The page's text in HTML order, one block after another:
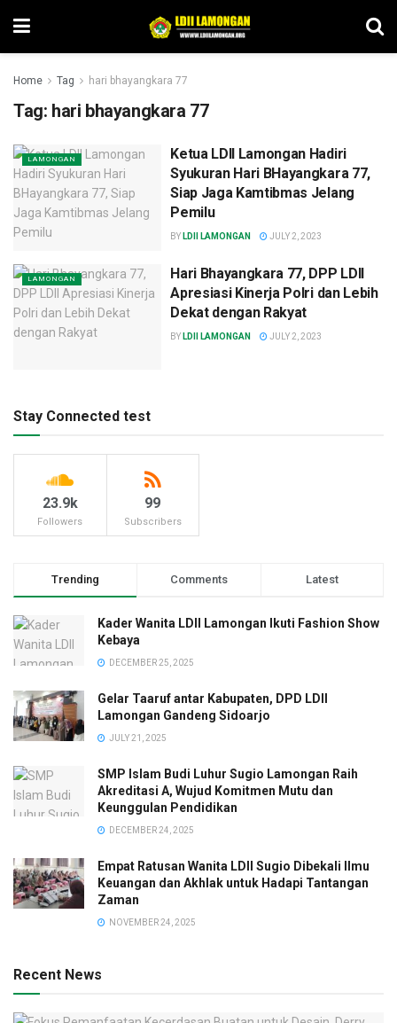
Home Tag hari bhayangkara 77
Tag: hari bhayangkara 77
LAMONGAN
Ketua LDII Lamongan Hadiri
Syukuran Hari BHayangkara 77,
Siap Jaga Kamtibmas Jelang
Pemilu
BY LDII LAMONGAN JULY 2, 2023
LAMONGAN
Hari Bhayangkara 77, DPP LDII
Apresiasi Kinerja Polri dan Lebih
Dekat dengan Rakyat
BY LDII LAMONGAN JULY 2, 2023
Stay Connected test
23.9k
Followers
99
Subscribers
Trending Comments Latest
Kader Wanita LDII Lamongan Ikuti Fashion Show
Kebaya
DECEMBER 25, 2025
Gelar Taaruf antar Kabupaten, DPD LDII
Lamongan Gandeng Sidoarjo
JULY 21, 2025
SMP Islam Budi Luhur Sugio Lamongan Raih
Akreditasi A, Wujud Komitmen Mutu dan
Keunggulan Pendidikan
DECEMBER 24, 2025
Empat Ratusan Wanita LDII Sugio Dibekali Ilmu
Keuangan dan Akhlak untuk Hadapi Tantangan
Zaman
NOVEMBER 24, 2025
Recent News